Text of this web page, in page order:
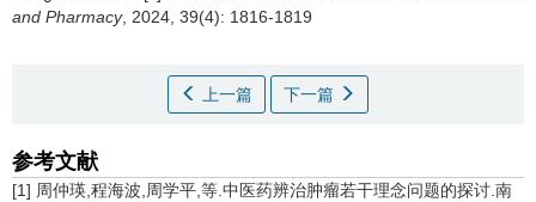
and Pharmacy, 2024, 39(4): 1816-1819
上一篇 下一篇
参考文献
[1] 周仲瑛,程海波,周学平,等.中医药辨治肿瘤若干理念问题的探讨.南